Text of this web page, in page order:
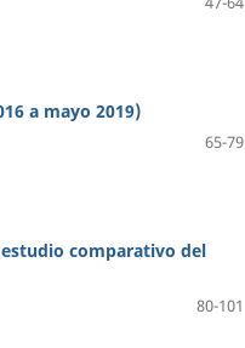
a mayo 2019)
65-79
comparativo del
80-101